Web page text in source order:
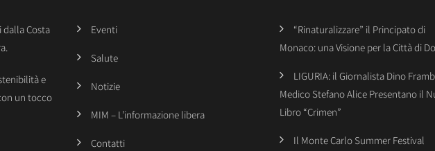
dalla Costa
e
un tocco
Eventi
Salute
Notizie
MIM – L’informazione libera
Contatti
“Rinaturalizzare” il Principato di
Monaco: una Visione per la Città di
LIGURIA: il Giornalista Dino
Medico Stefano Alice Presentano il
Libro “Crimen”
Il Monte Carlo Summer Festival